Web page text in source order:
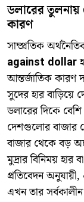
ডলারের
কারণ
সাম্প্রতিক
against dollar
আন্তর্জাতিক কারণ
সুদের হার বাড়িয়ে
ডলারের দিকে
দেশগুলোর বাজার
বাজার থেকে বড়
মুদ্রার বিনিময় হার
প্রতিবেদন
এখন তার সর্বকালীন